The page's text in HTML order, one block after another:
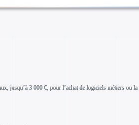
jusqu’à 3 000 €, pour l’achat de logiciels métiers